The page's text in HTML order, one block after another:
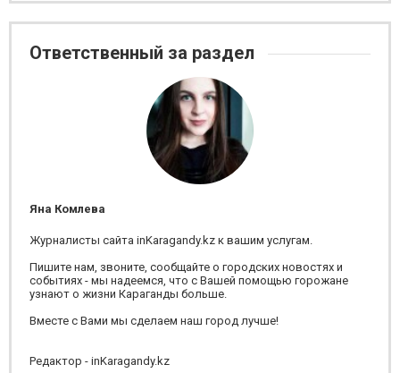
Ответственный за раздел
Яна Комлева
Журналисты сайта inKaragandy.kz к вашим услугам.
Пишите нам, звоните, сообщайте о городских новостях и
событиях - мы надеемся, что с Вашей помощью горожане
узнают о жизни Караганды больше.
Вместе с Вами мы сделаем наш город лучше!
Редактор - inKaragandy.kz